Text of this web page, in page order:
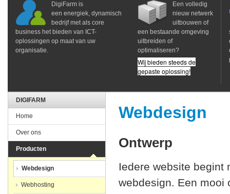
DigiFarm is
een energiek, dynamisch
bedrijf met als core
business het bieden van ICT-
oplossingen op maat van uw
organisatie.
Een volledig
nieuw netwerk
uitbouwen of
een bestaande omgeving
uitbreiden of
optimaliseren?
Wij bieden steeds de
gepaste oplossing!
Webdesign
Ontwerp
Iedere website begint
webdesign. Een mooi
DIGIFARM
Home
Over ons
Producten
Webdesign
Webhosting